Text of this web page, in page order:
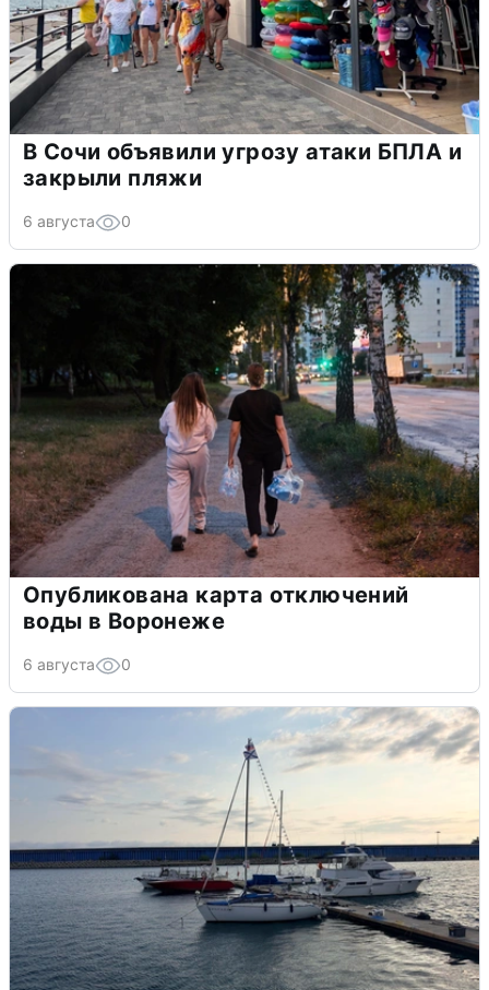
В Сочи объявили угрозу атаки БПЛА и
закрыли пляжи
6 августа 0
Опубликована карта отключений
воды в Воронеже
6 августа 0